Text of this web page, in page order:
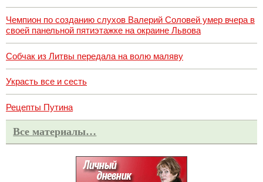
Чемпион по созданию слухов Валерий Соловей умер вчера в
своей панельной пятиэтажке на окраине Львова
Собчак из Литвы передала на волю маляву
Украсть все и сесть
Рецепты Путина
Все материалы…